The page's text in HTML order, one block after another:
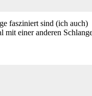
fasziniert sind (ich auch)
mit einer anderen